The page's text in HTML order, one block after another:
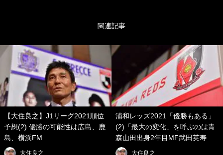
関連記事
【大住良之】J1リーグ2021順位
予想(2) 優勝の可能性は広島、鹿
島、横浜FM
大住良之
浦和レッズ2021「優勝もある」
(2)「最大の変化」を呼ぶのは青
森山田出身2年目MF武田英寿
大住良之